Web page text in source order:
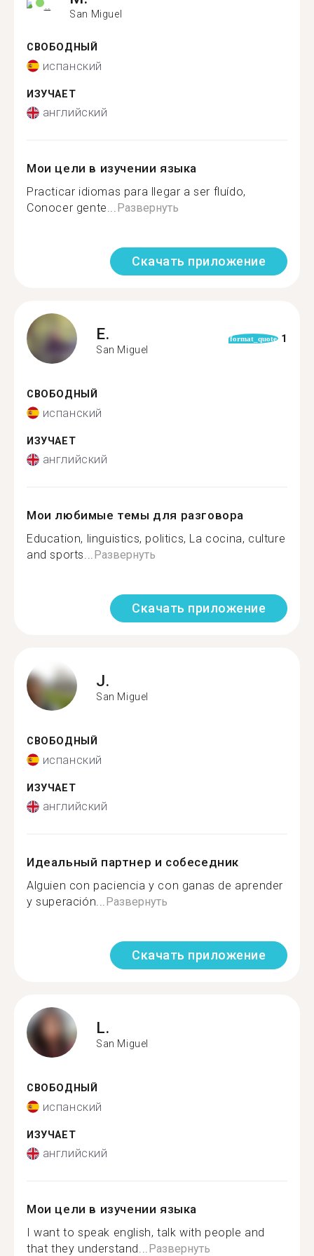
San Miguel
СВОБОДНЫЙ
испанский
ИЗУЧАЕТ
английский
Мои цели в изучении языка
Practicar idiomas para llegar a ser fluído,
Conocer gente...Развернуть
Скачать приложение
E.
San Miguel
format_quote 1
СВОБОДНЫЙ
испанский
ИЗУЧАЕТ
английский
Мои любимые темы для разговора
Education, linguistics, politics, La cocina, culture
and sports...Развернуть
Скачать приложение
J.
San Miguel
СВОБОДНЫЙ
испанский
ИЗУЧАЕТ
английский
Идеальный партнер и собеседник
Alguien con paciencia y con ganas de aprender
y superación...Развернуть
Скачать приложение
L.
San Miguel
СВОБОДНЫЙ
испанский
ИЗУЧАЕТ
английский
Мои цели в изучении языка
I want to speak english, talk with people and
that they understand...Развернуть